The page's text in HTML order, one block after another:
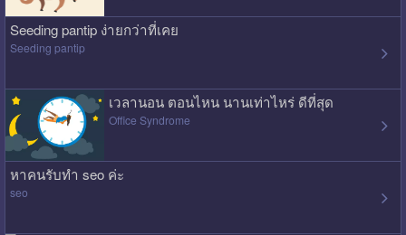
Seeding pantip ง่ายกว่าที่เคย
Seeding pantip
เวลานอน ตอนไหน นานเท่าไหร่ ดีที่สุด
Office Syndrome
หาคนรับทำ seo ค่ะ
seo